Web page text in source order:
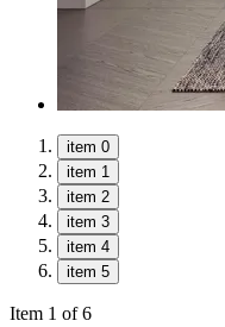
item 0
item 1
item 2
item 3
item 4
item 5
Item 1 of 6